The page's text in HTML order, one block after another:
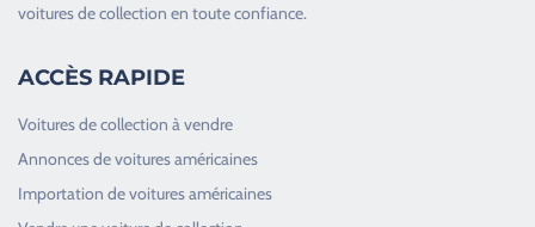
voitures de collection en toute confiance.
ACCÈS RAPIDE
Voitures de collection à vendre
Annonces de voitures américaines
Importation de voitures américaines